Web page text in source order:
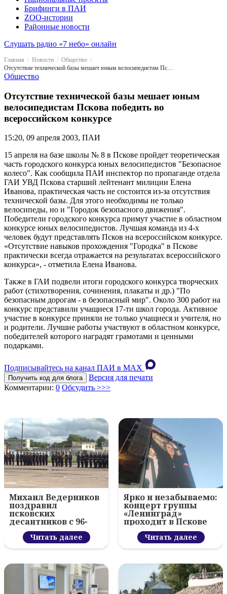
Брифинги в ПАИ
ZOO-истории
Районные новости
Слушать радио «7 небо» онлайн
Главная Новости
Общество
Отсутствие технической базы мешает юным велосипедистам Пскова победить во всероссийском конкурсе
Общество
Отсутствие технической базы мешает юным
велосипедистам Пскова победить во
всероссийском конкурсе
15:20, 09 апреля 2003, ПАИ
15 апреля на базе школы № 8 в Пскове пройдет теоретическая
часть городского конкурса юных велосипедистов "Безопасное
колесо". Как сообщила ПАИ инспектор по пропаганде отдела
ГАИ УВД Пскова старший лейтенант милиции Елена
Иванова, практическая часть не состоится из-за отсутствия
технической базы. Для этого необходимы не только
велосипеды, но и "Городок безопасного движения".
Победители городского конкурса примут участие в областном
конкурсе юных велосипедистов. Лучшая команда из 4-х
человек будут представлять Псков на всероссийском конкурсе.
«Отсутствие навыков прохождения "Городка" в Пскове
практически всегда отражается на результатах всероссийского
конкурса», - отметила Елена Иванова.
Также в ГАИ подвели итоги городского конкурса творческих
работ (стихотворения, сочинения, плакаты и др.) "По
безопасным дорогам - в безопасный мир". Около 300 работ на
конкурс представили учащиеся 17-ти школ города. Активное
участие в конкурсе приняли не только учащиеся и учителя, но
и родители. Лучшие работы участвуют в областном конкурсе,
победителей которого наградят грамотами и ценными
подарками.
Подписывайтесь на канал ПАИ в MAХ
Получить код для блога
Версия для печати
Комментарии: 0 Обсудить >>>
Михаил Ведерников
поздравил
псковских
десантников с 96-
летием ВДВ и
вручил награды
Читать далее
Ярко и незабываемо:
концерт группы
«Ленинград»
проходит в Пскове
Читать далее